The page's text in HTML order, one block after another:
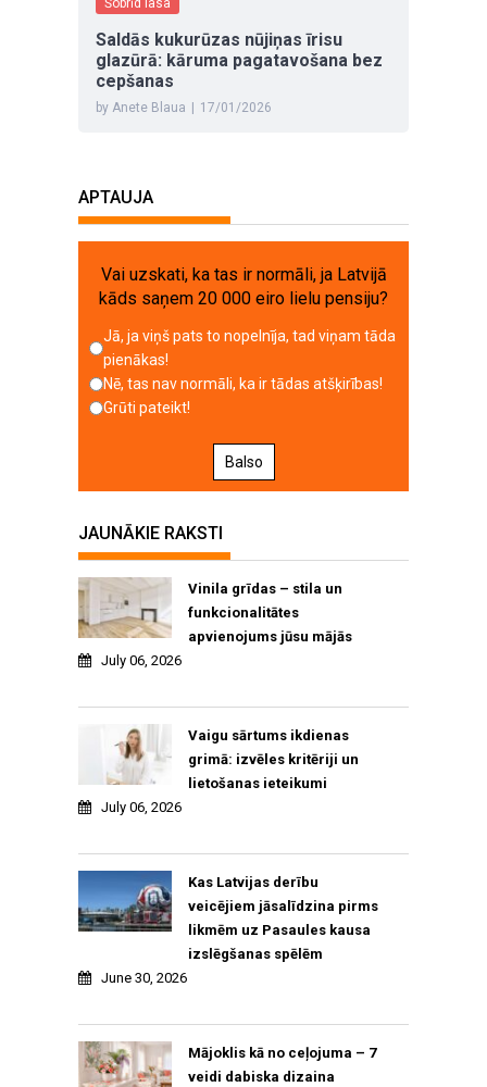
Šobrīd lasa
Saldās kukurūzas nūjiņas īrisu
glazūrā: kāruma pagatavošana bez
cepšanas
by Anete Blaua 17/01/2026
APTAUJA
Vai uzskati, ka tas ir normāli, ja Latvijā
kāds saņem 20 000 eiro lielu pensiju?
Jā, ja viņš pats to nopelnīja, tad viņam tāda
pienākas!
Nē, tas nav normāli, ka ir tādas atšķirības!
Grūti pateikt!
Balso
JAUNĀKIE RAKSTI
Vinila grīdas – stila un
funkcionalitātes
apvienojums jūsu mājās
July 06, 2026
Vaigu sārtums ikdienas
grimā: izvēles kritēriji un
lietošanas ieteikumi
July 06, 2026
Kas Latvijas derību
veicējiem jāsalīdzina pirms
likmēm uz Pasaules kausa
izslēgšanas spēlēm
June 30, 2026
Mājoklis kā no ceļojuma – 7
veidi dabiska dizaina